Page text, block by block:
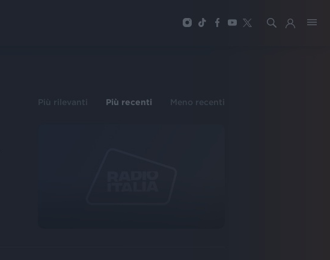
Più rilevanti Più recenti Meno recenti